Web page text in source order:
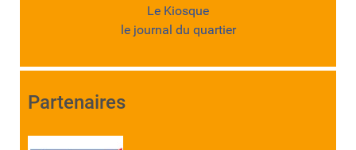
Le Kiosque
le journal du quartier
Partenaires